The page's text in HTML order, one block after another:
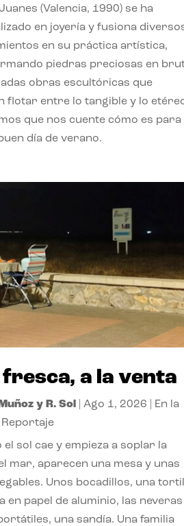
(Valencia, 1990) se ha
en joyería y fusiona
en su práctica artística,
piedras preciosas en
obras escultóricas que
flotar entre lo tangible y lo
que nos cuente cómo es para
día de verano.
fresca, a la venta
y R. Sol Ago 1, 2026
En la
Reportaje
el sol cae y empieza a soplar la
mar, aparecen una mesa y unas
Unos bocadillos, una
en papel de aluminio, las neveras
una sandía. Una familia